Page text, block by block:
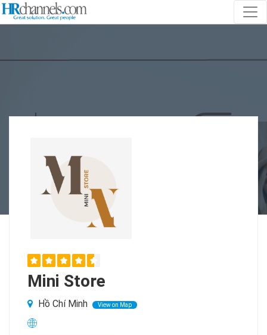
Mini Store
Hồ Chí Minh View on Map